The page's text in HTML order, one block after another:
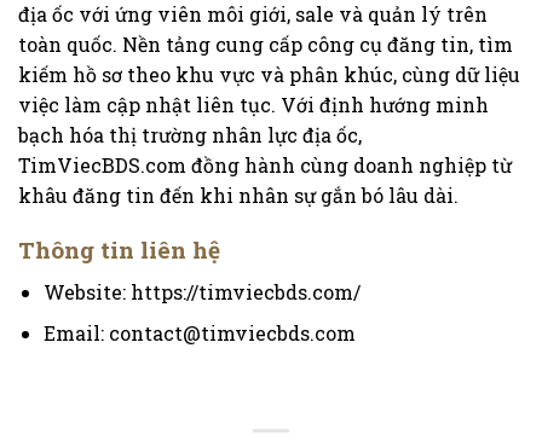
địa ốc với ứng viên môi giới, sale và quản lý trên
toàn quốc. Nền tảng cung cấp công cụ đăng tin, tìm
kiếm hồ sơ theo khu vực và phân khúc, cùng dữ liệu
việc làm cập nhật liên tục. Với định hướng minh
bạch hóa thị trường nhân lực địa ốc,
TimViecBDS.com đồng hành cùng doanh nghiệp từ
khâu đăng tin đến khi nhân sự gắn bó lâu dài.
Thông tin liên hệ
Website: https://timviecbds.com/
Email: contact@timviecbds.com